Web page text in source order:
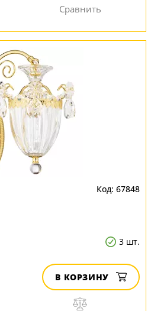
67848
3 шт.
В КОРЗИНУ